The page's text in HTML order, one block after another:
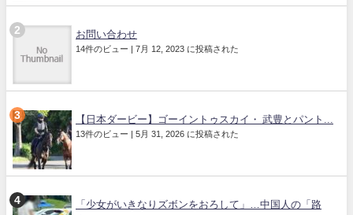
お問い合わせ
14件のビュー | 7月 12, 2023 に投稿された
【日本ダービー】ゴーイントゥスカイ・ 武豊とパント...
13件のビュー | 5月 31, 2026 に投稿された
「少女がいきなりズボンをおろして」…中国人の「路